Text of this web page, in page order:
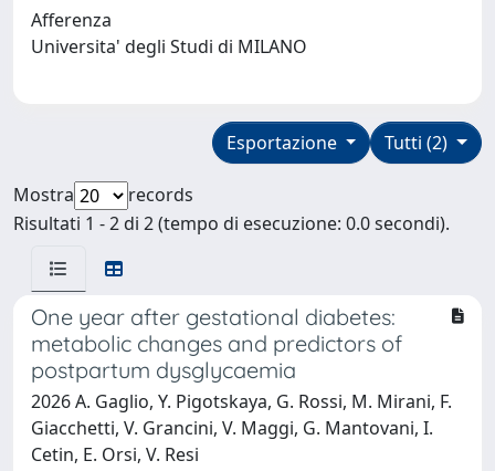
Afferenza
Universita' degli Studi di MILANO
Tutti (2)
Esportazione
Mostra
records
Risultati 1 - 2 di 2 (tempo di esecuzione: 0.0 secondi).
One year after gestational diabetes:
metabolic changes and predictors of
postpartum dysglycaemia
2026 A. Gaglio, Y. Pigotskaya, G. Rossi, M. Mirani, F.
Giacchetti, V. Grancini, V. Maggi, G. Mantovani, I.
Cetin, E. Orsi, V. Resi